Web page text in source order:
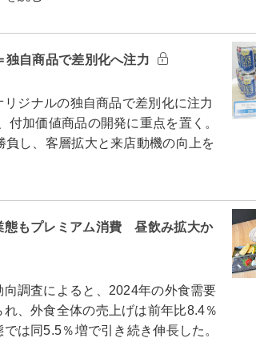
自商品で差別化へ注力
ジナルの独自商品で差別化に注力
加価値商品の開発に重点を置く。
し、客層拡大と来店動機の向上を
もプレミアム消費 昼飲み拡大か
調査によると、2024年の外食需要
、外食全体の売上げは前年比8.4％
は同5.5％増で引き続き伸長した。